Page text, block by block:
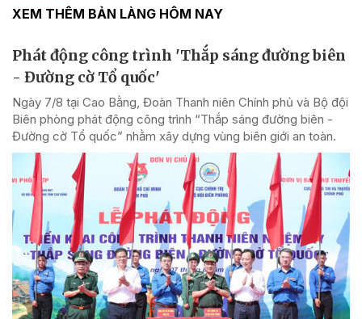
XEM THÊM BẢN LÀNG HÔM NAY
Phát động công trình 'Thắp sáng đường biên
- Đường cờ Tổ quốc'
Ngày 7/8 tại Cao Bằng, Đoàn Thanh niên Chính phủ và Bộ đội
Biên phòng phát động công trình “Thắp sáng đường biên -
Đường cờ Tổ quốc” nhằm xây dựng vùng biên giới an toàn.